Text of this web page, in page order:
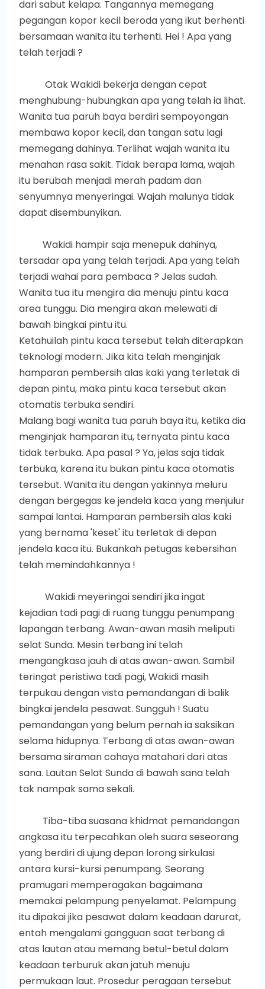
dari sabut kelapa. Tangannya memegang
pegangan kopor kecil beroda yang ikut berhenti
bersamaan wanita itu terhenti. Hei ! Apa yang
telah terjadi ?
Otak Wakidi bekerja dengan cepat
menghubung-hubungkan apa yang telah ia lihat.
Wanita tua paruh baya berdiri sempoyongan
membawa kopor kecil, dan tangan satu lagi
memegang dahinya. Terlihat wajah wanita itu
menahan rasa sakit. Tidak berapa lama, wajah
itu berubah menjadi merah padam dan
senyumnya menyeringai. Wajah malunya tidak
dapat disembunyikan.
Wakidi hampir saja menepuk dahinya,
tersadar apa yang telah terjadi. Apa yang telah
terjadi wahai para pembaca ? Jelas sudah.
Wanita tua itu mengira dia menuju pintu kaca
area tunggu. Dia mengira akan melewati di
bawah bingkai pintu itu.
Ketahuilah pintu kaca tersebut telah diterapkan
teknologi modern. Jika kita telah menginjak
hamparan pembersih alas kaki yang terletak di
depan pintu, maka pintu kaca tersebut akan
otomatis terbuka sendiri.
Malang bagi wanita tua paruh baya itu, ketika dia
menginjak hamparan itu, ternyata pintu kaca
tidak terbuka. Apa pasal ? Ya, jelas saja tidak
terbuka, karena itu bukan pintu kaca otomatis
tersebut. Wanita itu dengan yakinnya meluru
dengan bergegas ke jendela kaca yang menjulur
sampai lantai. Hamparan pembersih alas kaki
yang bernama 'keset' itu terletak di depan
jendela kaca itu. Bukankah petugas kebersihan
telah memindahkannya !
Wakidi meyeringai sendiri jika ingat
kejadian tadi pagi di ruang tunggu penumpang
lapangan terbang. Awan-awan masih meliputi
selat Sunda. Mesin terbang ini telah
mengangkasa jauh di atas awan-awan. Sambil
teringat peristiwa tadi pagi, Wakidi masih
terpukau dengan vista pemandangan di balik
bingkai jendela pesawat. Sungguh ! Suatu
pemandangan yang belum pernah ia saksikan
selama hidupnya. Terbang di atas awan-awan
bersama siraman cahaya matahari dari atas
sana. Lautan Selat Sunda di bawah sana telah
tak nampak sama sekali.
Tiba-tiba suasana khidmat pemandangan
angkasa itu terpecahkan oleh suara seseorang
yang berdiri di ujung depan lorong sirkulasi
antara kursi-kursi penumpang. Seorang
pramugari memperagakan bagaimana
memakai pelampung penyelamat. Pelampung
itu dipakai jika pesawat dalam keadaan darurat,
entah mengalami gangguan saat terbang di
atas lautan atau memang betul-betul dalam
keadaan terburuk akan jatuh menuju
permukaan laut. Prosedur peragaan tersebut